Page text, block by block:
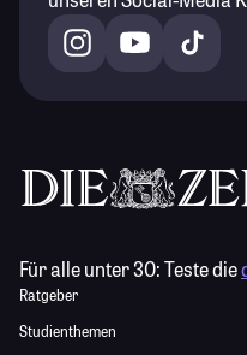
Für alle unter 30:Teste die
Ratgeber
Studienthemen